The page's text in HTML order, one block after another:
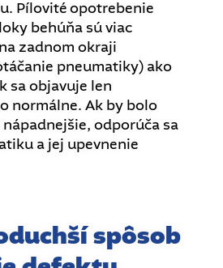
Pílovité opotrebenie
behúňa sú viac
zadnom okraji
pneumatiky) ako
sa objavuje len
normálne. Ak by bolo
odporúča sa
a jej upevnenie
spôsob